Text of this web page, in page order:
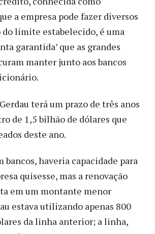
a empresa pode fazer diversos
do limite estabelecido, é uma
garantida’ que as grandes
manter junto aos bancos
terá um prazo de três anos
de 1,5 bilhão de dólares que
deste ano.
bancos, haveria capacidade para
quisesse, mas a renovação
em um montante menor
estava utilizando apenas 800
da linha anterior; a linha,